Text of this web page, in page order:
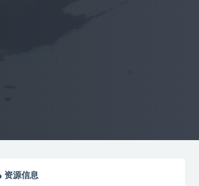
资源信息